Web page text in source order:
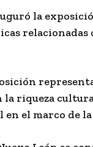
la
riqueza
el marco de